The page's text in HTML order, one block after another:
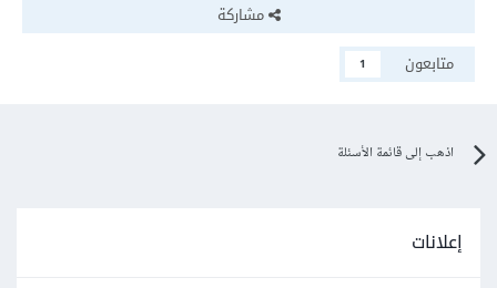
مشاركة
متابعون
1
اذهب إلى قائمة الأسئلة
إعلانات